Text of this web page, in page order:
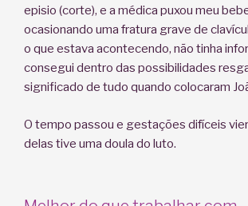
episio (corte), e a médica puxou meu
ocasionando uma fratura grave de
o que estava acontecendo, não tinha
consegui dentro das possibilidades
significado de tudo quando colocaram
O tempo passou e gestações difíceis
delas tive uma doula do luto.